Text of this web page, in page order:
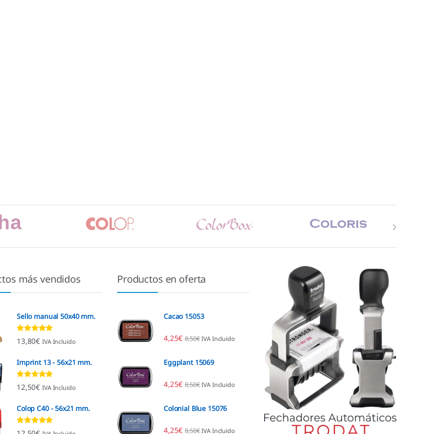
más vendidos
Sello manual 50x40 mm.
Valorado con
4.80de 5
13,80€ IVA Incluido
Imprint 13 - 56x21 mm.
Valorado con
4.96de 5
12,50€ IVA Incluido
Colop C40 - 56x21 mm.
Valorado con
Productos en oferta
Cacao 15053
4,25€ 8,50€ IVA Incluido
Eggplant 15069
4,25€ 8,50€ IVA Incluido
Colonial Blue 15076
4,25€ 8,50€ IVA Incluido